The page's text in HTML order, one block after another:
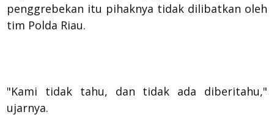
penggrebekan itu pihaknya tidak dilibatkan oleh
tim Polda Riau.
"Kami tidak tahu, dan tidak ada diberitahu,"
ujarnya.